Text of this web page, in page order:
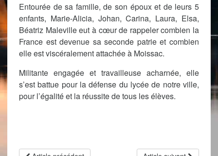
Entourée de sa famille, de son époux et de leurs 5
enfants, Marie-Alicia, Johan, Carina, Laura, Elsa,
Béatriz Maleville eut à cœur de rappeler combien la
France est devenue sa seconde patrie et combien
elle est viscéralement attachée à Moissac.
Militante engagée et travailleuse acharnée, elle
s’est battue pour la défense du lycée de notre ville,
pour l’égalité et la réussite de tous les élèves.